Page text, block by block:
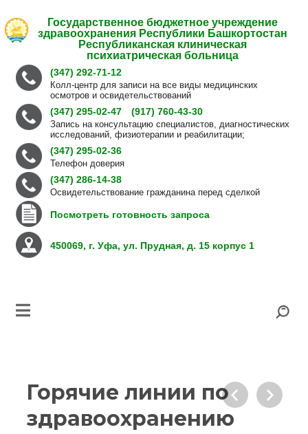
Государственное бюджетное учреждение
здравоохранения Республики Башкортостан
Республиканская клиническая
психиатрическая больница
(347) 292-71-12
Колл-центр для записи на все виды медицинских
осмотров и освидетельствований
(347) 295-02-47 (917) 760-43-30
Запись на консультацию специалистов, диагностических
исследований, физиотерапии и реабилитации;
(347) 295-02-36
Телефон доверия
(347) 286-14-38
Освидетельствование гражданина перед сделкой
Посмотреть готовность запроса
450069, г. Уфа, ул. Прудная, д. 15 корпус 1